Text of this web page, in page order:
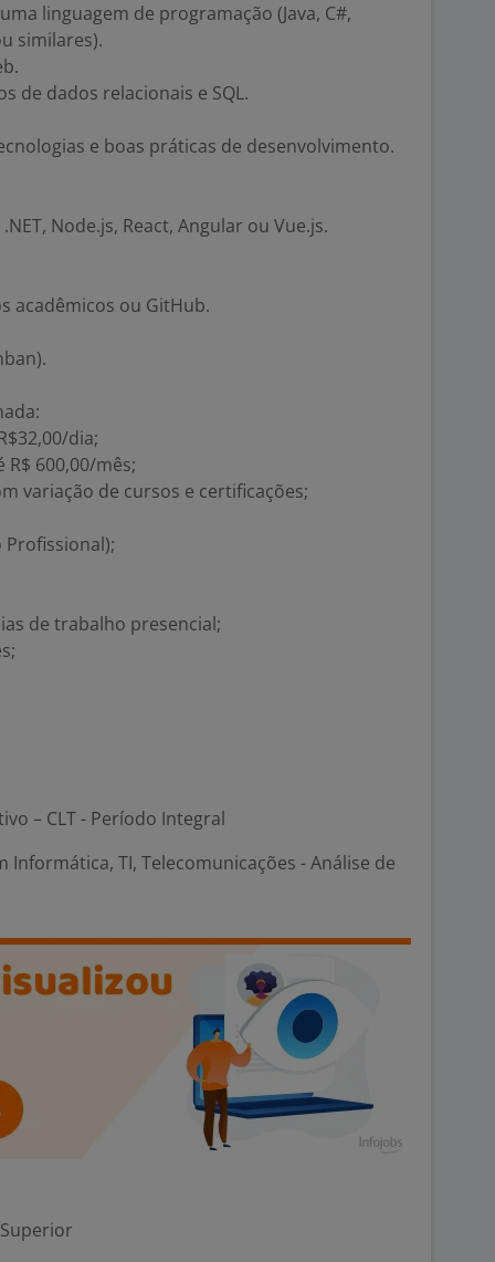
linguagem de programação (Java, C#,
similares).
de dados relacionais e SQL.
e boas práticas de desenvolvimento.
Node.js, React, Angular ou Vue.js.
acadêmicos ou GitHub.
dia;
R$ 600,00/mês;
variação de cursos e certificações;
Profissional);
de trabalho presencial;
– CLT - Período Integral
Informática, TI, Telecomunicações - Análise de